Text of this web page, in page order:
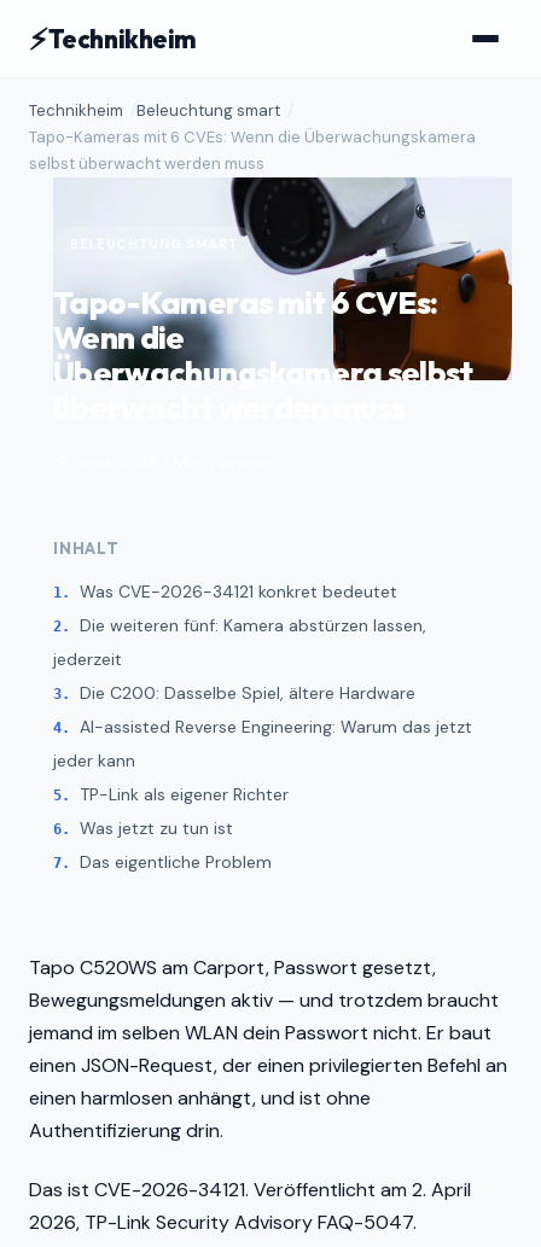
⚡Technikheim
Technikheim
Beleuchtung smart
Tapo-Kameras mit 6 CVEs: Wenn die Überwachungskamera
selbst überwacht werden muss
Tapo-Kameras mit 6 CVEs:
Wenn die
Überwachungskamera selbst
INHALT
Was CVE-2026-34121 konkret bedeutet
Die weiteren fünf: Kamera abstürzen lassen,
jederzeit
Die C200: Dasselbe Spiel, ältere Hardware
AI-assisted Reverse Engineering: Warum das jetzt
jeder kann
TP-Link als eigener Richter
Was jetzt zu tun ist
Das eigentliche Problem
Tapo C520WS am Carport, Passwort gesetzt,
Bewegungsmeldungen aktiv — und trotzdem braucht
jemand im selben WLAN dein Passwort nicht. Er baut
einen JSON-Request, der einen privilegierten Befehl an
einen harmlosen anhängt, und ist ohne
Authentifizierung drin.
Das ist CVE-2026-34121. Veröffentlicht am 2. April
2026, TP-Link Security Advisory FAQ-5047.